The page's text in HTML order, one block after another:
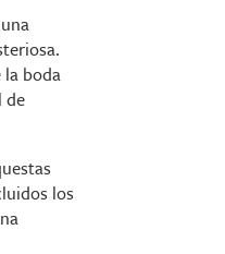
la boda
de
los